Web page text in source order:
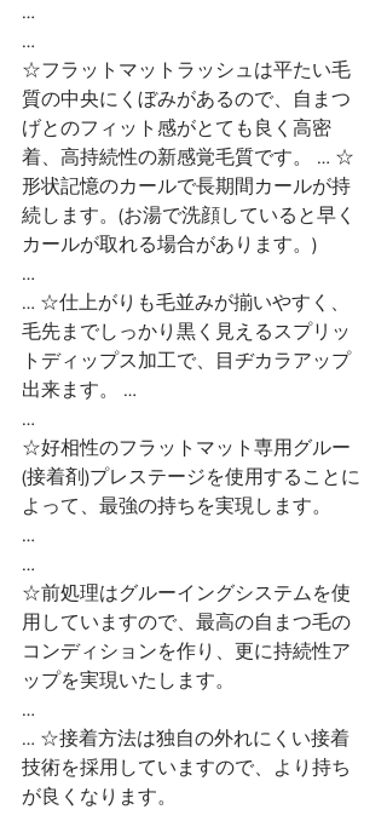
…
…
☆フラットマットラッシュは平たい毛
質の中央にくぼみがあるので、自まつ
げとのフィット感がとても良く高密
着、高持続性の新感覚毛質です。 … ☆
形状記憶のカールで長期間カールが持
続します。(お湯で洗顔していると早く
カールが取れる場合があります。)
…
… ☆仕上がりも毛並みが揃いやすく、
毛先までしっかり黒く見えるスプリッ
トディップス加工で、目ヂカラアップ
出来ます。 …
…
☆好相性のフラットマット専用グルー
(接着剤)プレステージを使用することに
よって、最強の持ちを実現します。
…
…
☆前処理はグルーイングシステムを使
用していますので、最高の自まつ毛の
コンディションを作り、更に持続性ア
ップを実現いたします。
…
… ☆接着方法は独自の外れにくい接着
技術を採用していますので、より持ち
が良くなります。